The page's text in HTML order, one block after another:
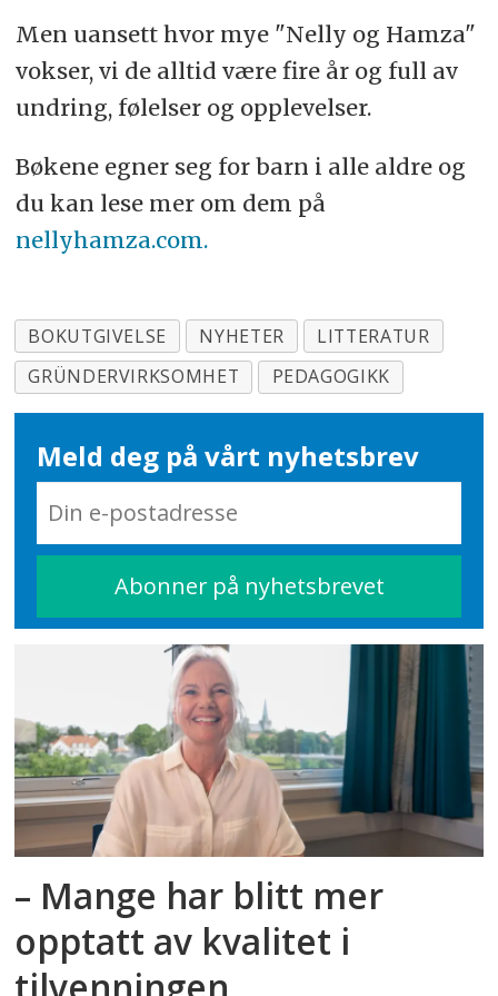
Men uansett hvor mye "Nelly og Hamza"
vokser, vi de alltid være fire år og full av
undring, følelser og opplevelser.
Bøkene egner seg for barn i alle aldre og
du kan lese mer om dem på
nellyhamza.com.
BOKUTGIVELSE NYHETER
LITTERATUR
GRÜNDERVIRKSOMHET
PEDAGOGIKK
Meld deg på vårt nyhetsbrev
– Mange har blitt mer
opptatt av kvalitet i